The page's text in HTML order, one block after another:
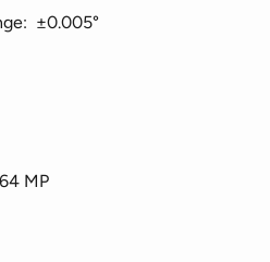
±0.005°
MP